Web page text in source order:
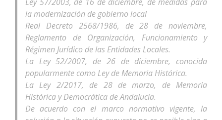
la modernización de gobierno local
Real Decreto 2568/1986, de 28 de noviembre,
Reglamento de Organización, Funcionamiento y
Régimen Jurídico de las Entidades Locales.
La Ley 52/2007, de 26 de diciembre, conocida
popularmente como Ley de Memoria Histórica.
La Ley 2/2017, de 28 de marzo, de Memoria
Histórica y Democrática de Andalucía.
De acuerdo con el marco normativo vigente, la